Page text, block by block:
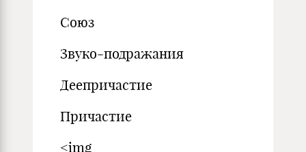
Союз
Звуко-подражания
Деепричастие
Причастие
<img